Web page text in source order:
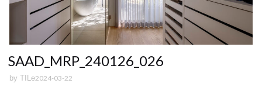
SAAD_MRP_240126_026
by TILe2024-03-22